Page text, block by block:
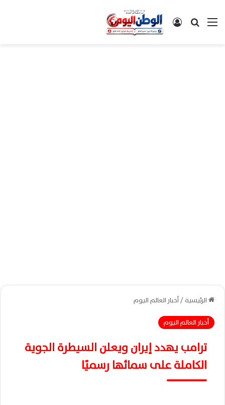
القائمةبحث عن تسجيل الدخول
الرئيسية/أخبار العالم اليوم
أخبار العالم اليوم
ترامب يهدد إيران ويعلن السيطرة الجوية
الكاملة على سمائها رسميًا